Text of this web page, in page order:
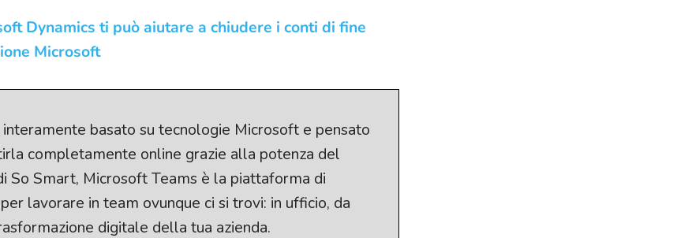
Dynamics ti può aiutare a chiudere i conti di fine
Microsoft
interamente basato su tecnologie Microsoft e pensato
completamente online grazie alla potenza del
So Smart, Microsoft Teams è la piattaforma di
lavorare in team ovunque ci si trovi: in ufficio, da
digitale della tua azienda.